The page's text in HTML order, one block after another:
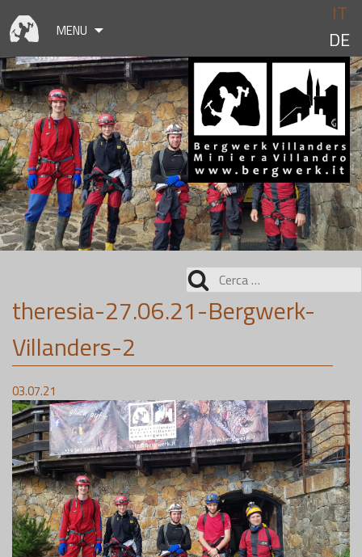
to
content
MENU
IT
DE
Ricerca
per:
theresia-27.06.21-Bergwerk-
Villanders-2
03.07.21